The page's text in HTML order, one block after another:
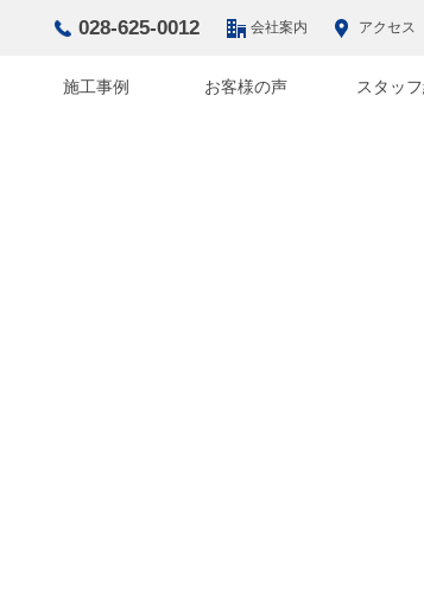
028-625-0012 会社案内 アクセス
施工事例 お客様の声 スタッ